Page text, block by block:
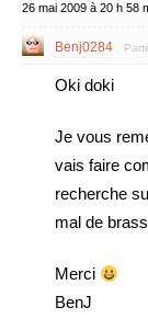
26 mai 2009 à 20 h 58
Benj0284
Oki doki
Je vous
vais faire
recherche
mal de
Merci
BenJ